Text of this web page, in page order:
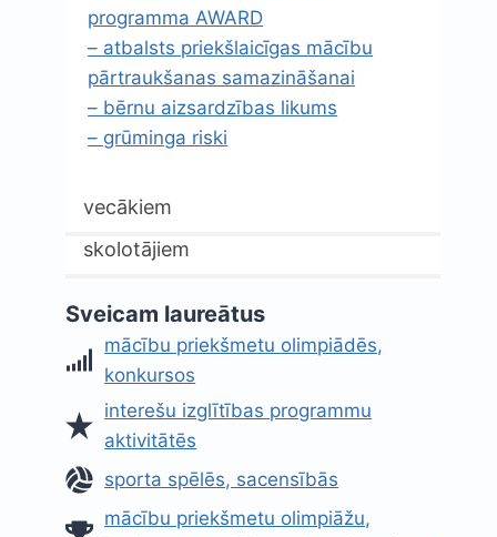
programma AWARD
– atbalsts priekšlaicīgas mācību
pārtraukšanas samazināšanai
– bērnu aizsardzības likums
– grūminga riski
vecākiem
skolotājiem
Sveicam laureātus
mācību priekšmetu olimpiādēs,
konkursos
interešu izglītības programmu
aktivitātēs
sporta spēlēs, sacensībās
mācību priekšmetu olimpiāžu,